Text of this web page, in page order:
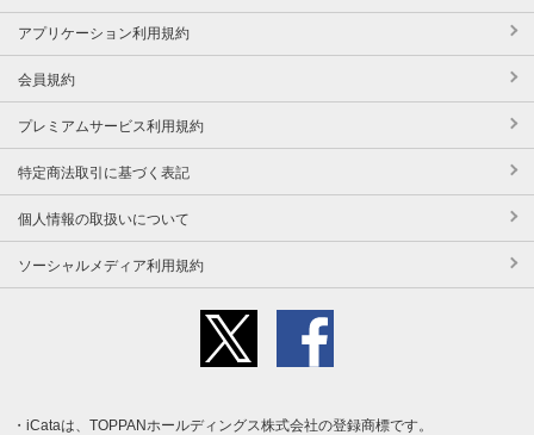
アプリケーション利用規約
会員規約
プレミアムサービス利用規約
特定商法取引に基づく表記
個人情報の取扱いについて
ソーシャルメディア利用規約
iCataは、TOPPANホールディングス株式会社の登録商標です。